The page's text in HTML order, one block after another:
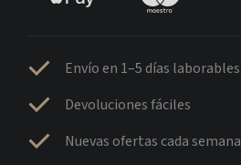
Envío en 1–5 días laborables
Devoluciones fáciles
Nuevas ofertas cada semana